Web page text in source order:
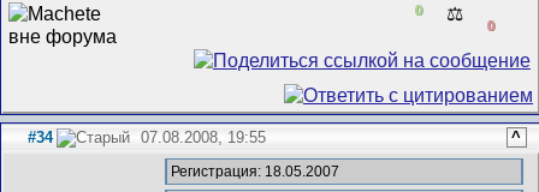
0 ⚖️
0
#34 07.08.2008, 19:55 ^
Регистрация: 18.05.2007